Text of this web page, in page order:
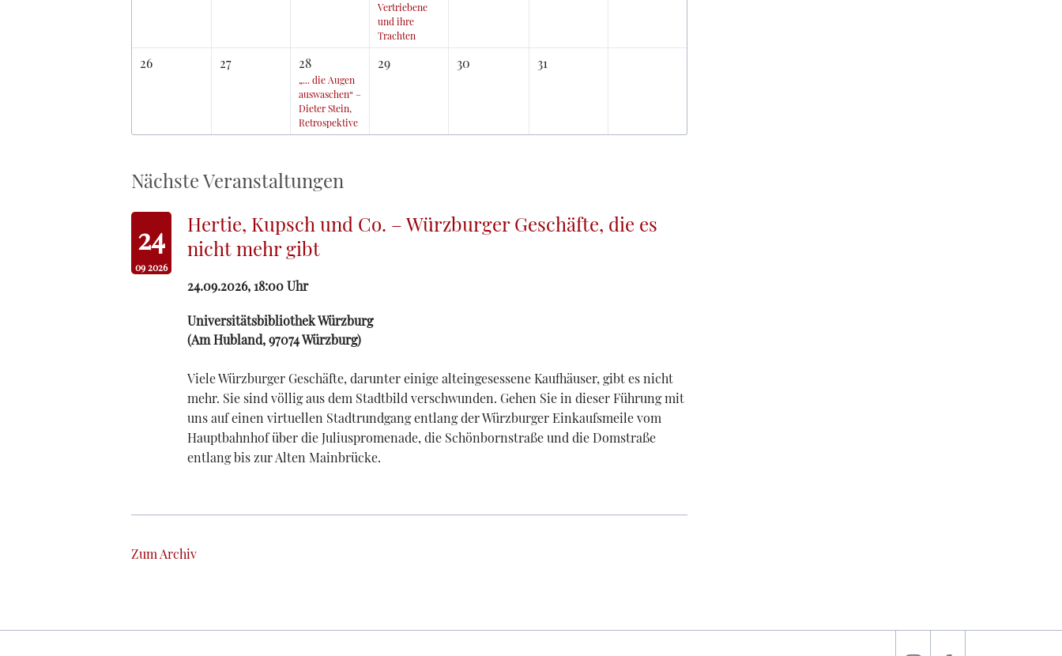
Vertriebene
und ihre
Trachten
26 27 28
„... die Augen
auswaschen“ –
Dieter Stein,
Retrospektive
29 30 31
Nächste Veranstaltungen
24
09 2026
Hertie, Kupsch und Co. – Würzburger Geschäfte, die es
nicht mehr gibt
24.09.2026, 18:00Uhr
Universitätsbibliothek Würzburg
(Am Hubland, 97074 Würzburg)
Viele Würzburger Geschäfte, darunter einige alteingesessene Kaufhäuser, gibt es nicht
mehr. Sie sind völlig aus dem Stadtbild verschwunden. Gehen Sie in dieser Führung mit
uns auf einen virtuellen Stadtrundgang entlang der Würzburger Einkaufsmeile vom
Hauptbahnhof über die Juliuspromenade, die Schönbornstraße und die Domstraße
entlang bis zur Alten Mainbrücke.
Zum Archiv